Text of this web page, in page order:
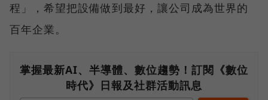
程」，希望把設備做到最好，讓公司成為世界的
百年企業。
掌握最新AI、半導體、數位趨勢！訂閱《數位
時代》日報及社群活動訊息